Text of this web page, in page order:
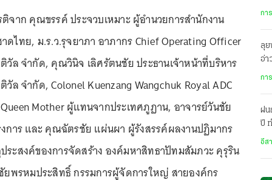
จาก คุณขรรค์ ประจวบเหมาะ ผู้อำนวยการสำนักงาน
ดไทย, ม.ร.ว.รุจยาภา อาภากร Chief Operating Officer
วัล จำกัด, คุณวินิจ เลิศรัตนชัย ประธานเจ้าหน้าที่บริหาร
ล จำกัด, Colonel Kuenzang Wangchuk Royal ADC
Mother ผู้แทนจากประเทศภูฏาน, อาจารย์วันชัย
การ และ คุณฉัตรชัย แผ่นผา ผู้รังสรรค์ผลงานปฏิมากร
ะสงค์ของการจัดสร้าง องค์มหาสิทธาปัทมสัมภวะ คุรุริน
ยพรหมประสิทธิ์ กรรมการผู้จัดการใหญ่ สายองค์กร
กา
ลุ
อ่า
กา
ฝน
ปี
เมื
อีส